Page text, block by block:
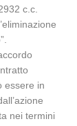
c.c.
essere in
nei termini